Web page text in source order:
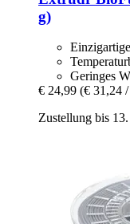
g)
Geringes
€ 24,99 (€ 31,24
Zustellung bis